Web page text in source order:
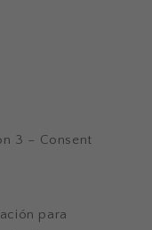
3 – Consent
para